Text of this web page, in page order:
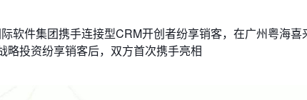
软件集团携手连接型CRM开创者纷享销客，在广州粤海喜
略投资纷享销客后，双方首次携手亮相